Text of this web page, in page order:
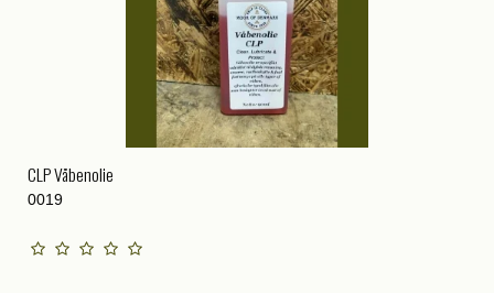
CLP Våbenolie
0019